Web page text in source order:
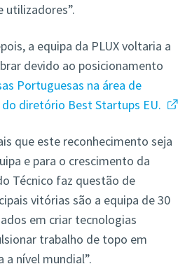
utilizadores”.
a equipa da PLUX voltaria a
devido ao posicionamento
Portuguesas na área de
diretório Best Startups EU.
que este reconhecimento seja
e para o crescimento da
Técnico faz questão de
vitórias são a equipa de 30
em criar tecnologias
trabalho de topo em
a nível mundial”.